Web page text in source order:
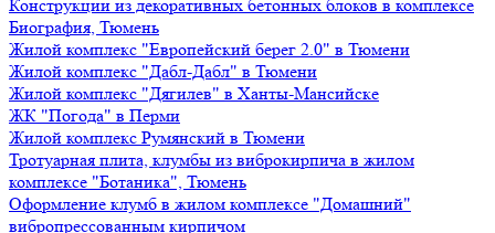
Конструкции из декоративных бетонных блоков в комплексе
Биография, Тюмень
Жилой комплекс "Европейский берег 2.0" в Тюмени
Жилой комплекс "Дабл-Дабл" в Тюмени
Жилой комплекс "Дягилев" в Ханты-Мансийске
ЖК "Погода" в Перми
Жилой комплекс Румянский в Тюмени
Тротуарная плита, клумбы из виброкирпича в жилом
комплексе "Ботаника", Тюмень
Оформление клумб в жилом комплексе "Домашний"
вибропрессованным кирпичом